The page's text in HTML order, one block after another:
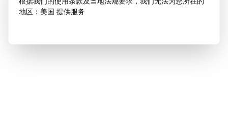
地区：美国 提供服务